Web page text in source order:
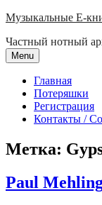
Skip
content
Музыкальные E-
Частный нотный
Menu
Главная
Потеряшки
Регистрация
Контакты /
Метка:
Paul